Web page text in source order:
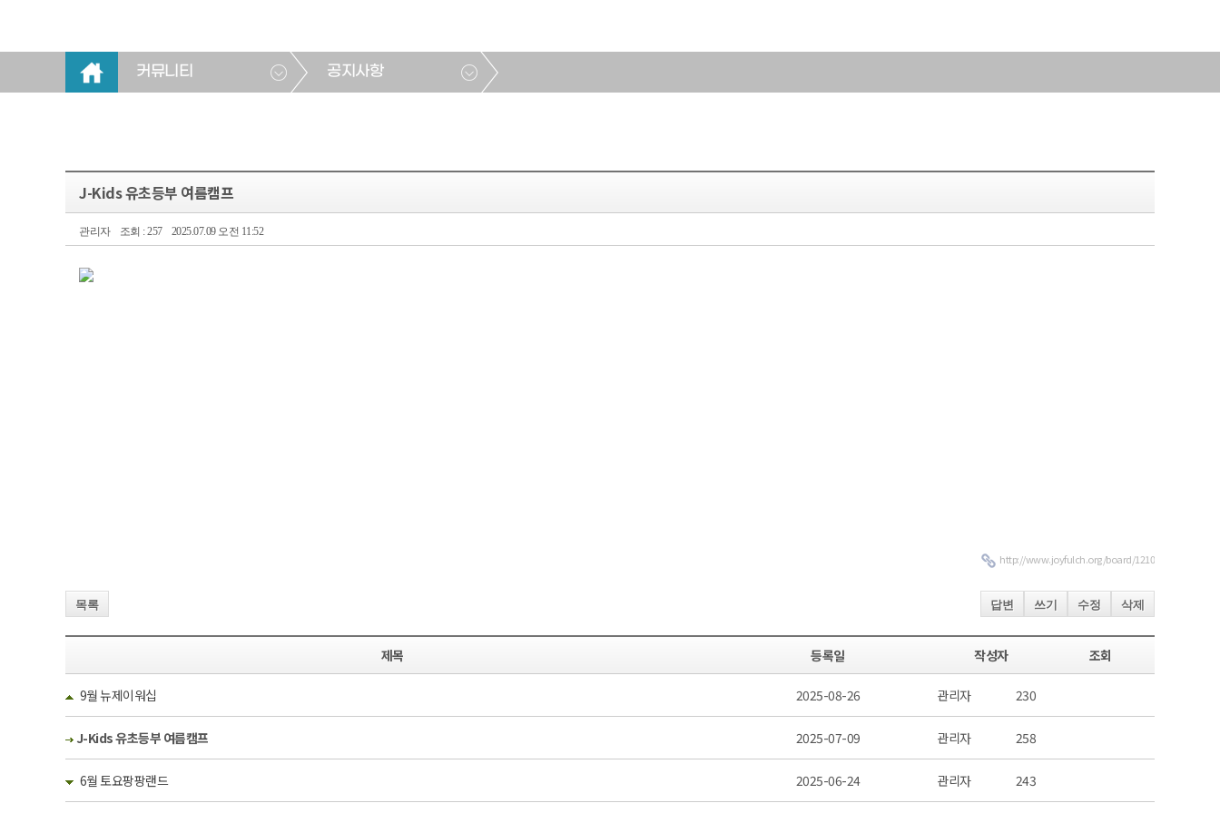
커뮤니티 공지사항
J-Kids 유초등부 여름캠프
관리자 조회 : 257 2025.07.09 오전 11:52
http://www.joyfulch.org/board/1210
목록 답변 쓰기 수정 삭제
제목 등록일 작성자 조회
9월 뉴제이워십 2025-08-26 관리자 230
J-Kids 유초등부 여름캠프 2025-07-09 관리자 258
6월 토요팡팡랜드 2025-06-24 관리자 243